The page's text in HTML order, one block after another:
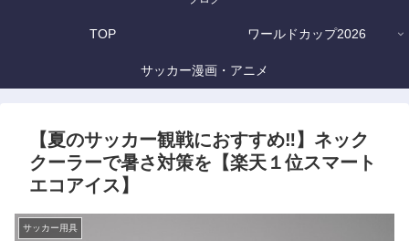
TOP ワールドカップ2026
サッカー漫画・アニメ
【夏のサッカー観戦におすすめ‼】ネック
クーラーで暑さ対策を【楽天１位スマート
エコアイス】
サッカー用具